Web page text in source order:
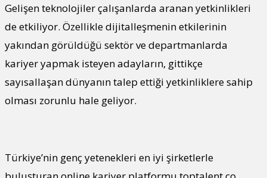
Gelişen teknolojiler çalışanlarda aranan yetkinlikleri
de etkiliyor. Özellikle dijitalleşmenin etkilerinin
yakından görüldüğü sektör ve departmanlarda
kariyer yapmak isteyen adayların, gittikçe
sayısallaşan dünyanın talep ettiği yetkinliklere sahip
olması zorunlu hale geliyor.
Türkiye’nin genç yetenekleri en iyi şirketlerle